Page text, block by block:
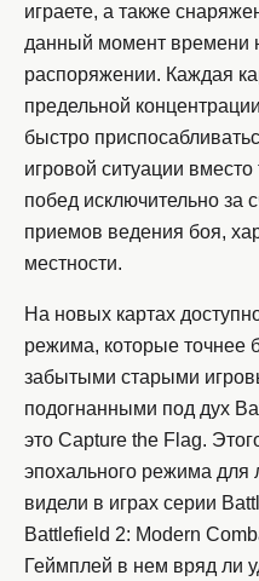
играете, а также
данный момент времени
распоряжении. Каждая
предельной
быстро
игровой ситуации
побед исключительно за
приемов ведения боя,
местности.
На новых картах
режима, которые точнее
забытыми старыми
подогнанными под дух
это Capture the Flag.
эпохального режима
видели в играх серии
Battlefield 2: Modern
Геймплей в нем вряд ли